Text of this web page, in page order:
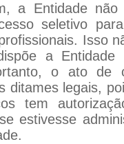
não
seletivo
Isso
a
o ato de
ditames legais,
tem
estivesse